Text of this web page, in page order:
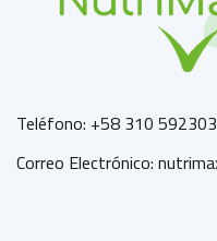
Teléfono: +58 310
Correo Electrónico: